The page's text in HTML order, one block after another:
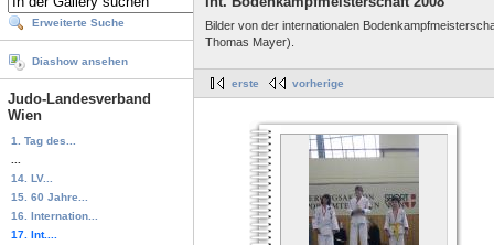
Erweiterte Suche
Diashow ansehen
Judo-Landesverband
Wien
1. Tag des...
14. LV...
15. 60 Jahre...
16. Internation...
17. Int....
Bilder von der internationalen
Thomas Mayer).
erste vorherige